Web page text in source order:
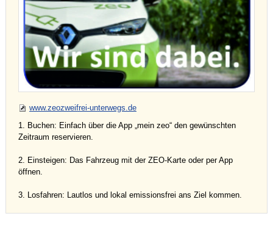
www.zeozweifrei-unterwegs.de
1. Buchen: Einfach über die App „mein zeo“ den gewünschten
Zeitraum reservieren.
2. Einsteigen: Das Fahrzeug mit der ZEO-Karte oder per App
öffnen.
3. Losfahren: Lautlos und lokal emissionsfrei ans Ziel kommen.